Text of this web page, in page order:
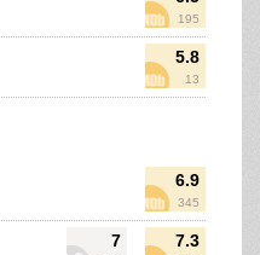
195
5.8
13
6.9
345
7 7.3